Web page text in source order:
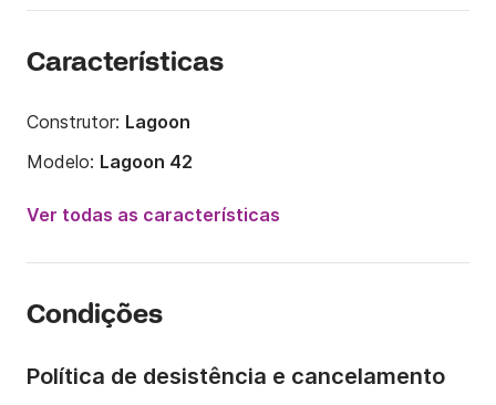
Características
Construtor: Lagoon
Modelo: Lagoon 42
Número de camas:
4
Ver todas as características
Condições
Política de desistência e cancelamento